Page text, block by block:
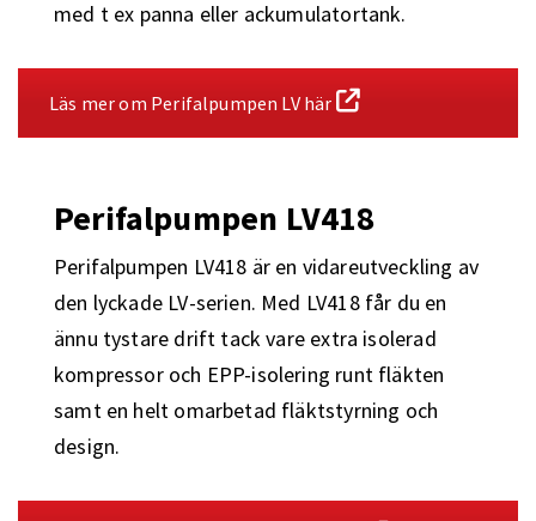
med t ex panna eller ackumulatortank.
Läs mer om Perifalpumpen LV här
Perifalpumpen LV418
Perifalpumpen LV418 är en vidareutveckling av
den lyckade LV-serien. Med LV418 får du en
ännu tystare drift tack vare extra isolerad
kompressor och EPP-isolering runt fläkten
samt en helt omarbetad fläktstyrning och
design.